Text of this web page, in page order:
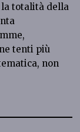
totalità della
tenti più
non